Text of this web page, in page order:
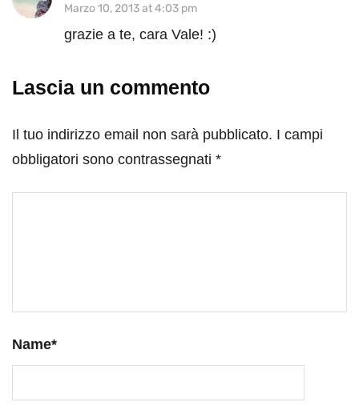
Marzo 10, 2013 at 4:03 pm
grazie a te, cara Vale! :)
Lascia un commento
Il tuo indirizzo email non sarà pubblicato. I campi
obbligatori sono contrassegnati *
Name*